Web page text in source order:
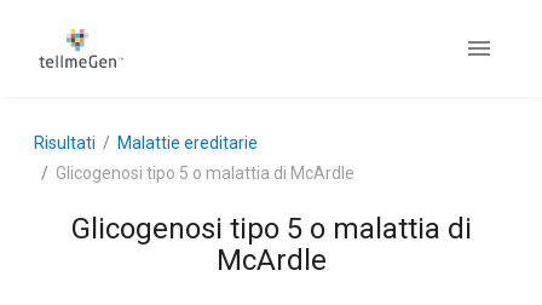
Risultati
Malattie ereditarie
Glicogenosi tipo 5 o malattia di McArdle
Glicogenosi tipo 5 o malattia di
McArdle